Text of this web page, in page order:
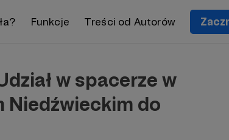
Funkcje Treści od Autorów
w spacerze w
Niedźwieckim do